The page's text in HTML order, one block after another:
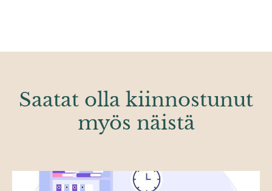
Saatat olla kiinnostunut
myös näistä